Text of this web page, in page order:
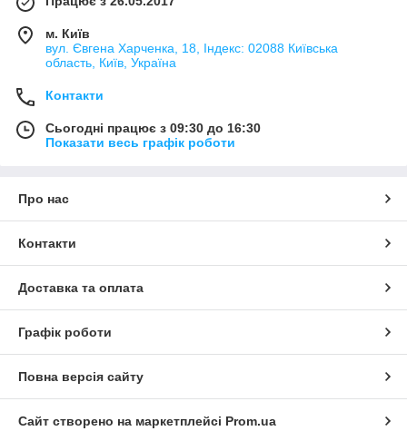
м. Київ
вул. Євгена Харченка, 18, Індекс: 02088 Київська
область, Київ, Україна
Контакти
Сьогодні працює з 09:30 до 16:30
Показати весь графік роботи
Про нас
Контакти
Доставка та оплата
Графік роботи
Повна версія сайту
Сайт створено на маркетплейсі Prom.ua